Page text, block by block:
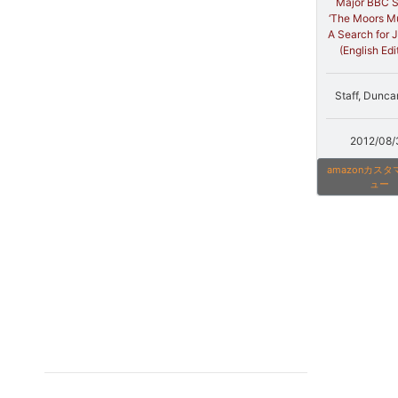
‘The Moors
A Search for
(English
Staff,
2012/08/
amazonカスタ
ュー